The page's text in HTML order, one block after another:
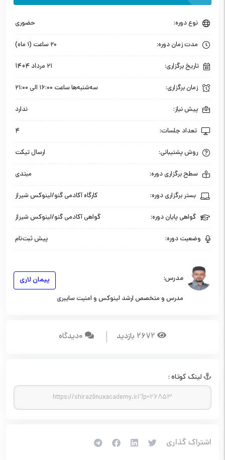
نوع دوره: حضوری
مدت زمان دوره: ۲۰ ساعت (۱ ماه)
تاریخ برگزاری: ۲۱ مرداد 1404
زمان برگزاری: سه‌شنبه‌ها ساعت ۱۶:۰۰ الی ۲۱:۰۰
پیش نیاز: ندارد
تعداد جلسات: 4
روش پشتیبانی: ارسال تیکت
سطح برگزاری دوره: مبتدی
بستر برگزاری دوره: کارگاه آکادمی گنو/لینوکس شیراز
گواهی پایان دوره: گواهی آکادمی گنو/لینوکس شیراز
وضعیت دوره: پیش ثبت‌نام
مدرس: پیمان لاری
مدرس و متخصص ارشد لینوکس و امنیت سایبری
لينک کوتاه :
اشتراک گذاري